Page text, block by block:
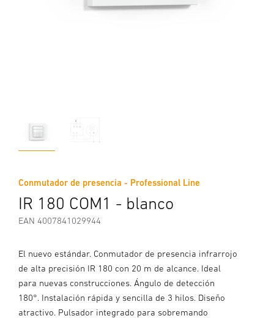
Conmutador de presencia - Professional Line
IR 180 COM1 - blanco
EAN 4007841029944
El nuevo estándar. Conmutador de presencia infrarrojo
de alta precisión IR 180 con 20 m de alcance. Ideal
para nuevas construcciones. Ángulo de detección
180°. Instalación rápida y sencilla de 3 hilos. Diseño
atractivo. Pulsador integrado para sobremando